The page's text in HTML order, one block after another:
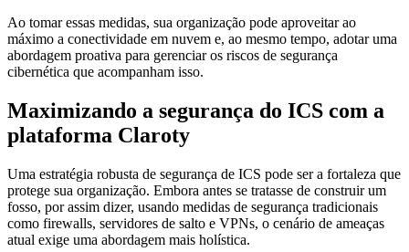
Ao tomar essas medidas, sua organização pode aproveitar ao
máximo a conectividade em nuvem e, ao mesmo tempo, adotar uma
abordagem proativa para gerenciar os riscos de segurança
cibernética que acompanham isso.
Maximizando a segurança do ICS com a
plataforma Claroty
Uma estratégia robusta de segurança de ICS pode ser a fortaleza que
protege sua organização. Embora antes se tratasse de construir um
fosso, por assim dizer, usando medidas de segurança tradicionais
como firewalls, servidores de salto e VPNs, o cenário de ameaças
atual exige uma abordagem mais holística.